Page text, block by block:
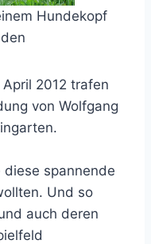
Hundekopf
2012 trafen
von Wolfgang
spannende
Und so
auch deren